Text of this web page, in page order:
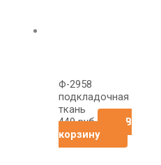
Ф-2958
подкладочная
ткань
449руб
В
корзину